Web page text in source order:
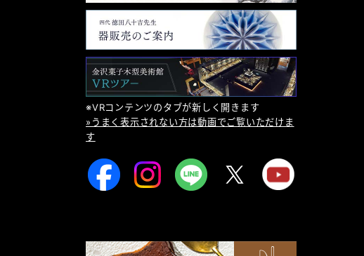
※VRコンテンツのタブが新しく開きます
»うまく表示されない方は動画でご覧いただけま
す